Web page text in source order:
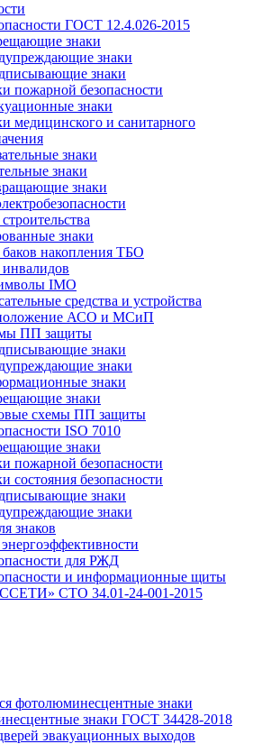
ГОСТ 12.4.026-2015
знаки
знаки
знаки
пожарной безопасности
знаки
медицинского и санитарного
знаки
знаки
знаки
знаки
баков накопления ТБО
IMO
средства и устройства
АСО и МСиП
ПП защиты
знаки
знаки
знаки
знаки
схемы ПП защиты
ISO 7010
знаки
пожарной безопасности
состояния безопасности
знаки
знаки
знаков
для РЖД
и информационные щиты
СТО 34.01-24-001-2015
фотолюминесцентные знаки
знаки ГОСТ 34428-2018
эвакуационных выходов